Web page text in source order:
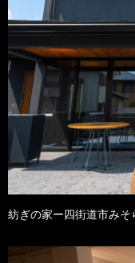
紡ぎの家ー四街道市みそ